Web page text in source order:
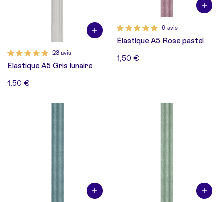
23 avis
Élastique A5 Gris lunaire
1,50 €
9 avis
Élastique A5 Rose pastel
1,50 €